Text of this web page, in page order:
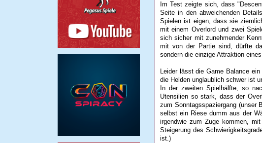
Im Test zeigte sich, dass
Seite in den abweichenden
Spielen ist eigen, dass sie
mit einem Overlord und zwei
sich sicher mit zunehmender
mit von der Partie sind, dürfte
sondern die einzige Attraktion
Leider lässt die Game Balance
die Helden unglaublich schwer ist
In der zweiten Spielhälfte, so
Utensilien so stark, dass der
zum Sonntagsspaziergang (unser
selbst ein Riese dumm aus der
irgendwie zum Zuge kommen,
Steigerung des
ist.)